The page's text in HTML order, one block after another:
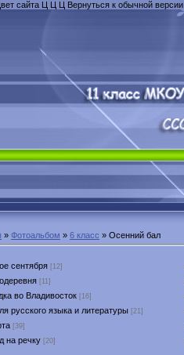
сайта Ц Ц Ц Вернуться к обычной версии
» Фотоальбом » 6 класс » Осенний бал
сентября [12]
[11]
во Владивосток [16]
русского языка и литературы [21]
[39]
на речку [20]